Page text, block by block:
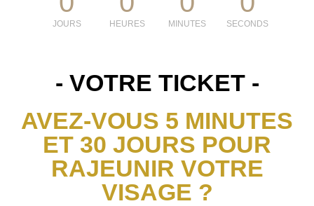
JOURS HEURES MINUTES SECONDS
- VOTRE TICKET -
AVEZ-VOUS 5 MINUTES
ET 30 JOURS POUR
RAJEUNIR VOTRE
VISAGE ?